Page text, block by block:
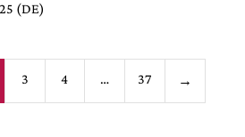
(DE)
der
3 4 … 37 →